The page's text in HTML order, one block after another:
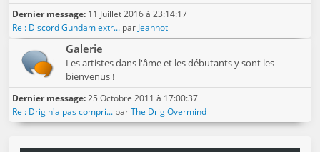
Dernier message: 11 Juillet 2016 à 23:14:17
Re : Discord Gundam extr... par Jeannot
Galerie
Les artistes dans l'âme et les débutants y sont les
bienvenus !
Dernier message:25 Octobre 2011 à 17:00:37
Re : Drig n'a pas compri... parThe Drig Overmind